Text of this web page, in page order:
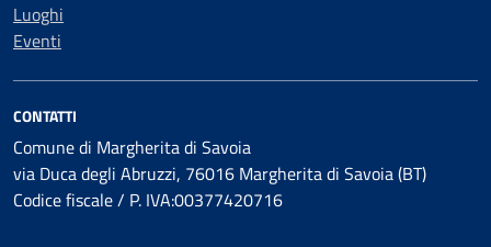
Luoghi
Eventi
CONTATTI
Comune di Margherita di Savoia
via Duca degli Abruzzi, 76016 Margherita di Savoia (BT)
Codice fiscale / P. IVA:00377420716